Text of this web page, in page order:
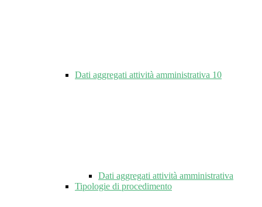
Dati aggregati attività amministrativa 10
Dati aggregati attività amministrativa
Tipologie di procedimento